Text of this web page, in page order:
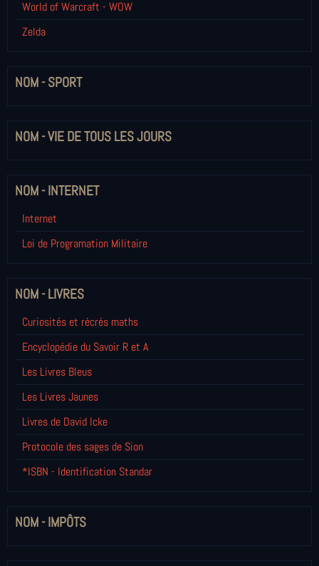
World of Warcraft - WOW
Zelda
NOM - SPORT
NOM - VIE DE TOUS LES JOURS
NOM - INTERNET
Internet
Loi de Programation Militaire
NOM - LIVRES
Curiosités et récrés maths
Encyclopédie du Savoir R et A
Les Livres Bleus
Les Livres Jaunes
Livres de David Icke
Protocole des sages de Sion
*ISBN - Identification Standar
NOM - IMPÔTS